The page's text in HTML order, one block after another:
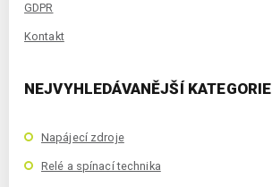
GDPR
Kontakt
NEJVYHLEDÁVANĚJŠÍ KATEGORIE
Napájecí zdroje
Relé a spínací technika